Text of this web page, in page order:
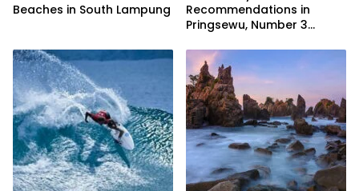
Beaches in South Lampung
Recommendations in
Pringsewu, Number 3
President